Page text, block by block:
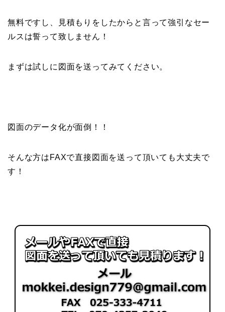
無料ですし、見積もりをしたからと言って強引なセー
ルスは誓って致しません！
まずは試しに図面を送ってみてください。
図面のデータ化が面倒！！
そんな方はFAXで直接図面を送って頂いても大丈夫で
す！